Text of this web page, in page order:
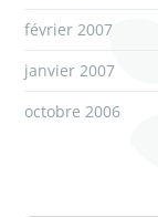
février 2007
janvier 2007
octobre 2006